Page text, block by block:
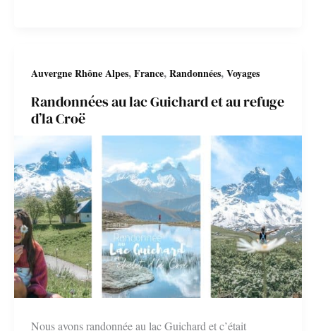
Montenvers
–
Plan
de
l’Aiguille
Auvergne Rhône Alpes,France,Randonnées,Voyages
Randonnées au lac Guichard et au refuge
d’la Croë
Nous avons randonnée au lac Guichard et c’était